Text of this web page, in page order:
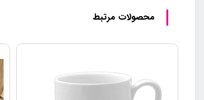
محصولات مرتبط